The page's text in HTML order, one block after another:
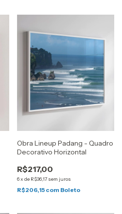
Obra Lineup Padang - Quadro
Decorativo Horizontal
R$217,00
6x de R$36,17 sem juros
R$206,15 com Boleto